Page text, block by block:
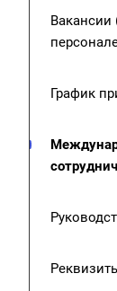
Вакансии
График